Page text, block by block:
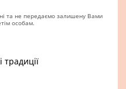
та не передаємо залишену Вами
особам.
традиції